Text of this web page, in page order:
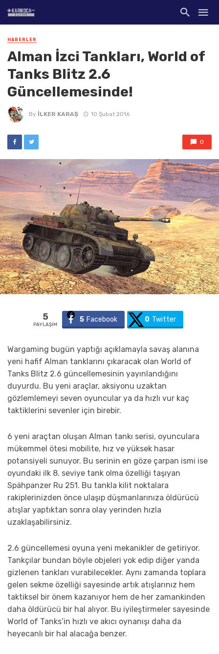
HABERLER
Alman İzci Tankları, World of
Tanks Blitz 2.6
Güncellemesinde!
By İLKER KARAŞ 10 Şubat 2016
0
5
PAYLAŞIM
5 Facebook 0 Twitter
Wargaming bugün yaptığı açıklamayla savaş alanına
yeni hafif Alman tanklarını çıkaracak olan World of
Tanks Blitz 2.6 güncellemesinin yayınlandığını
duyurdu. Bu yeni araçlar, aksiyonu uzaktan
gözlemlemeyi seven oyuncular ya da hızlı vur kaç
taktiklerini sevenler için birebir.
6 yeni araçtan oluşan Alman tankı serisi, oyunculara
mükemmel ötesi mobilite, hız ve yüksek hasar
potansiyeli sunuyor. Bu serinin en göze çarpan ismi ise
oyundaki ilk 8. seviye tank olma özelliği taşıyan
Spähpanzer Ru 251. Bu tankla kilit noktalara
rakiplerinizden önce ulaşıp düşmanlarınıza öldürücü
atışlar yaptıktan sonra olay yerinden hızla
uzaklaşabilirsiniz.
2.6 güncellemesi oyuna yeni mekanikler de getiriyor.
Tankçılar bundan böyle objeleri yok edip diğer yanda
gizlenen tankları vurabilecekler. Aynı zamanda toplara
gelen sekme özelliği sayesinde artık atışlarınız hem
taktiksel bir önem kazanıyor hem de her zamankinden
daha öldürücü bir hal alıyor. Bu iyileştirmeler sayesinde
World of Tanks’in hızlı ve akıcı oynanışı daha da
heyecanlı bir hal alacağa benzer.